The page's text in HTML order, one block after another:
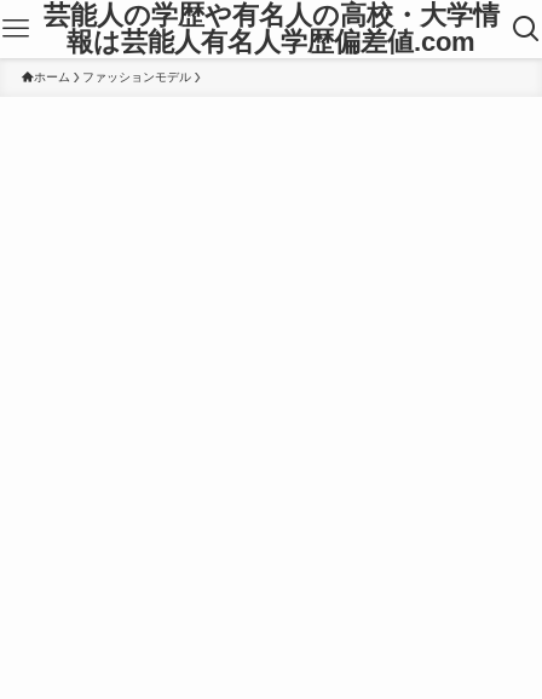
芸能人の学歴や有名人の高校・大学情
報は芸能人有名人学歴偏差値.com
ホーム ファッションモデル